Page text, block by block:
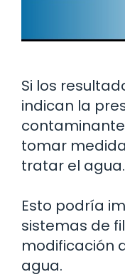
Si los
indican la
tomar
tratar el agua.
Esto podría
sistemas de
modificación
agua.